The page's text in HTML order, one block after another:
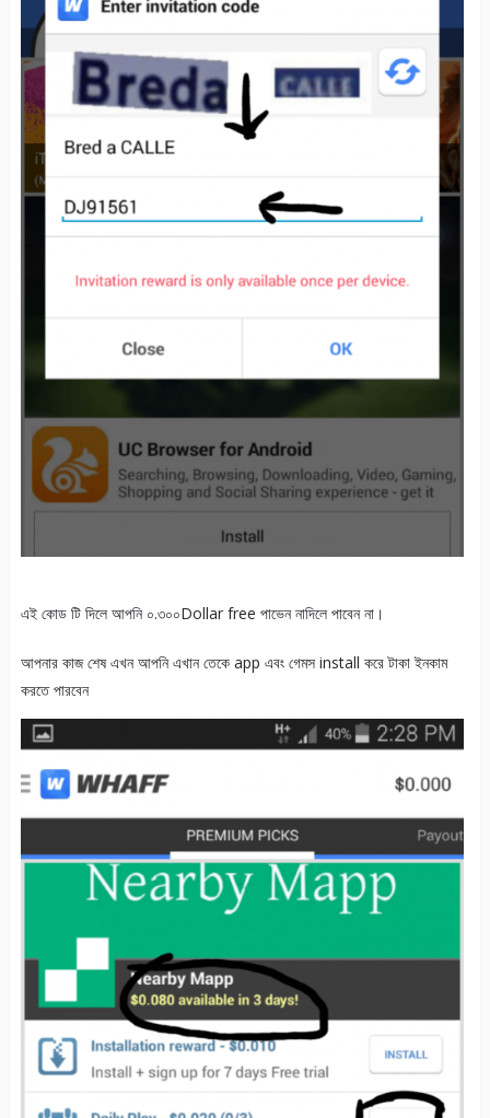
এই কোড টি দিলে আপনি ০.৩০০Dollar free পাভেন নাদিলে পাবেন না।
আপনার কাজ শেষ এখন আপনি এখান তেকে app এবং গেমস install করে টাকা ইনকাম
করতে পারবেন